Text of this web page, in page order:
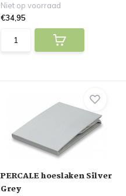
Niet op voorraad
€34,95
PERCALE hoeslaken Silver
Grey